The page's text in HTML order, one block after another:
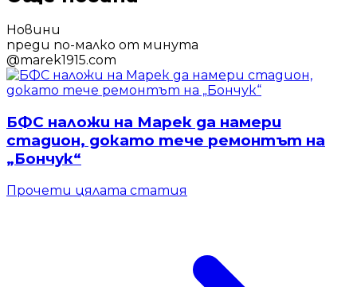
Новини
преди по-малко от минута
@marek1915.com
БФС наложи на Марек да намери
стадион, докато тече ремонтът на
„Бончук“
Прочети цялата статия